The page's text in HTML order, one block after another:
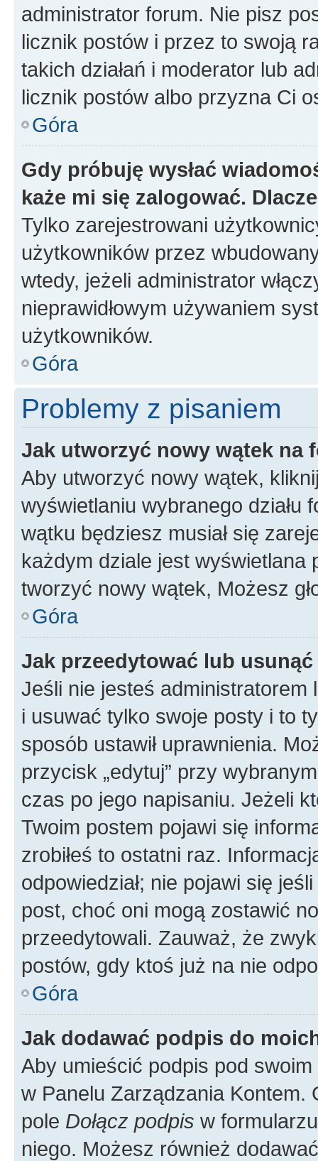
administrator forum. Nie pisz
licznik postów i przez to swoją
takich działań i moderator lub
licznik postów albo przyzna Ci
Góra
Gdy próbuję wysłać
każe mi się zalogować.
Tylko zarejestrowani
użytkowników przez
wtedy, jeżeli administrator
nieprawidłowym używaniem
użytkowników.
Góra
Problemy z pisaniem
Jak utworzyć nowy wątek na
Aby utworzyć nowy wątek,
wyświetlaniu wybranego działu
wątku będziesz musiał się
każdym dziale jest wyświetlana
tworzyć nowy wątek, Możesz
Góra
Jak przeedytować lub
Jeśli nie jesteś
i usuwać tylko swoje posty i to
sposób ustawił uprawnienia.
przycisk „edytuj” przy
czas po jego napisaniu. Jeżeli
Twoim postem pojawi się
zrobiłeś to ostatni raz.
odpowiedział; nie pojawi się
post, choć oni mogą zostawić
przeedytowali. Zauważ, że
postów, gdy ktoś już na nie
Góra
Jak dodawać podpis do
Aby umieścić podpis pod
w Panelu Zarządzania
pole Dołącz podpis w
niego. Możesz również